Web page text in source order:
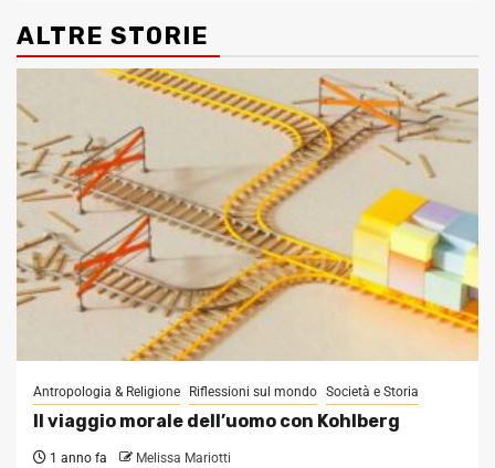
ALTRE STORIE
Antropologia & Religione Riflessioni sul mondo Società e Storia
Il viaggio morale dell’uomo con Kohlberg
1 anno fa Melissa Mariotti